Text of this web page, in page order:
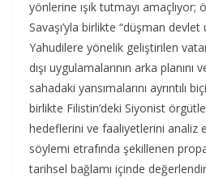
yönlerine ışık tutmayı amaçlıyor;
Savaşı’yla birlikte “düşman
Yahudilere yönelik geliştirilen
dışı uygulamalarının arka planını
sahadaki yansımalarını ayrıntılı
birlikte Filistin’deki Siyonist
hedeflerini ve faaliyetlerini analiz
söylemi etrafında şekillenen
tarihsel bağlamı içinde